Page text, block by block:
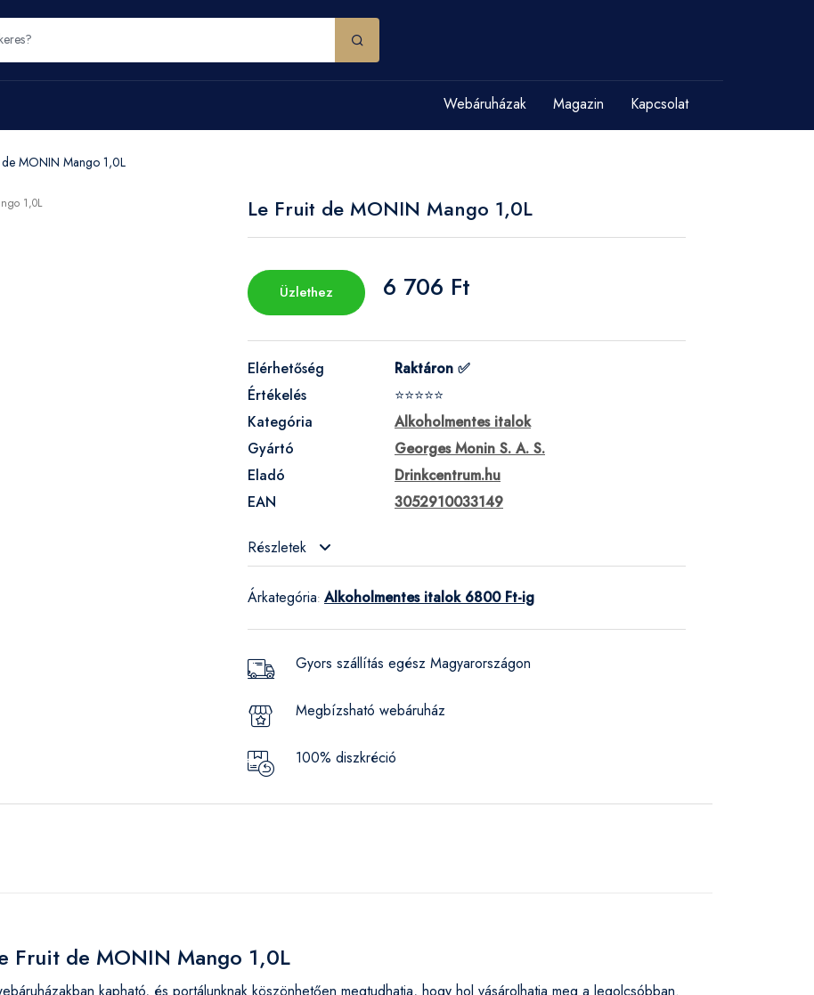
Webáruházak Magazin Kapcsolat
de MONIN Mango 1,0L
Le Fruit de MONIN Mango 1,0L
Üzlethez 6 706 Ft
Elérhetőség
Raktáron ✅
Értékelés
⭐⭐⭐⭐⭐
Kategória
Alkoholmentes italok
Gyártó
Georges Monin S. A. S.
Eladó
Drinkcentrum.hu
EAN
3052910033149
Részletek
Árkategória: Alkoholmentes italok 6800 Ft-ig
Gyors szállítás egész Magyarországon
Megbízsható webáruház
100% diszkréció
Fruit de MONIN Mango 1,0L